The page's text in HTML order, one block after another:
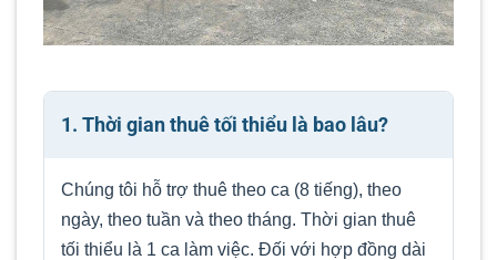
1. Thời gian thuê tối thiểu là bao lâu?
Chúng tôi hỗ trợ thuê theo ca (8 tiếng), theo
ngày, theo tuần và theo tháng. Thời gian thuê
tối thiểu là 1 ca làm việc. Đối với hợp đồng dài